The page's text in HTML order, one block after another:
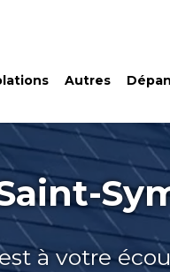
Autres
à votre